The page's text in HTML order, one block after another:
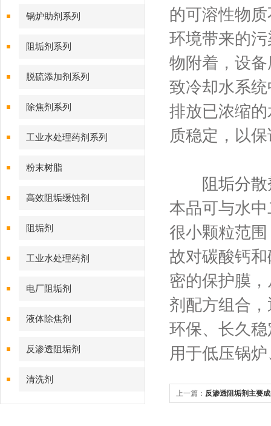
锅炉助剂系列
阻垢剂系列
脱硫添加剂系列
除焦剂系列
工业水处理药剂系列
粉末树脂
高效阻垢缓蚀剂
阻垢剂
工业水处理药剂
电厂阻垢剂
液体除焦剂
反渗透阻垢剂
清洗剂
的可溶性物
环境带来的
物附着，设
致冷却水系
排放已浓缩
质稳定，以
阻垢分
本品可与水
很小颗粒范
故对碳酸钙
密的保护膜
剂配方组合
环保、长久
用于低压锅
上一篇： 反渗透阻垢剂主要